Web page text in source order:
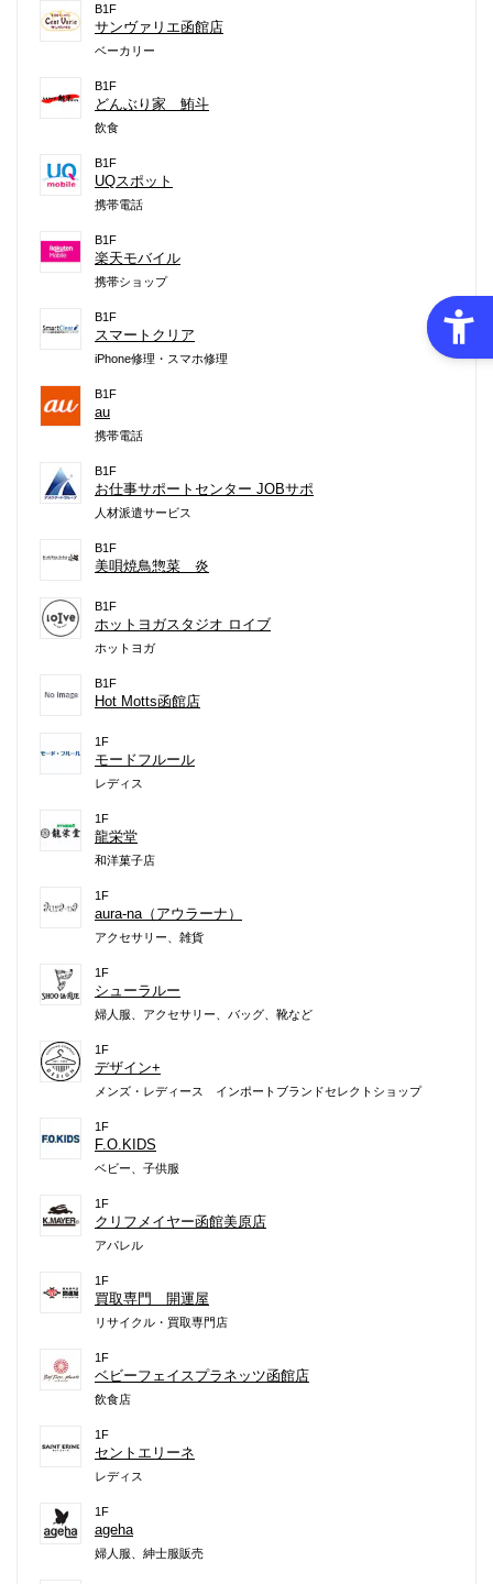
B1F
サンヴァリエ函館店
ベーカリー
B1F
どんぶり家 鮪斗
飲食
B1F
UQスポット
携帯電話
B1F
楽天モバイル
携帯ショップ
B1F
スマートクリア
iPhone修理・スマホ修理
B1F
au
携帯電話
B1F
お仕事サポートセンター JOBサポ
人材派遣サービス
B1F
美唄焼鳥惣菜 炎
B1F
ホットヨガスタジオ ロイブ
ホットヨガ
B1F
Hot Motts函館店
1F
モードフルール
レディス
1F
龍栄堂
和洋菓子店
1F
aura-na（アウラーナ）
アクセサリー、雑貨
1F
シューラルー
婦人服、アクセサリー、バッグ、靴など
1F
デザイン+
メンズ・レディース インポートブランドセレクトショップ
1F
F.O.KIDS
ベビー、子供服
1F
クリフメイヤー函館美原店
アパレル
1F
買取専門 開運屋
リサイクル・買取専門店
1F
ベビーフェイスプラネッツ函館店
飲食店
1F
セントエリーネ
レディス
1F
ageha
婦人服、紳士服販売